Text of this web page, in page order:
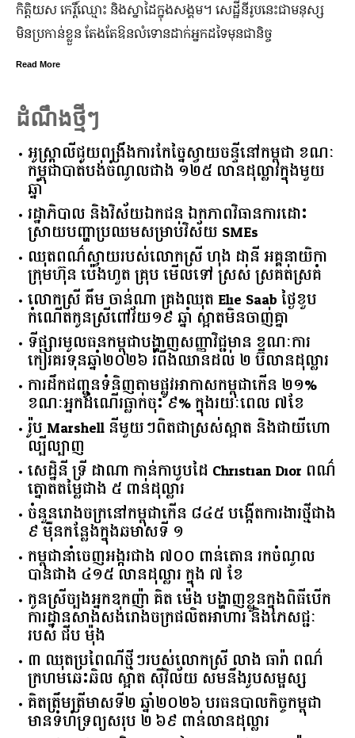
ង​ស្នាដៃ​ក្នុង​សង្គម។ សេដ្ឋី​នី​រូប​នេះ​ជា​មនុស្ស​
ែ​ឱនលំទោន​ដាក់​អ្នក​ដទៃ​មុន​ជានិច្ច
កាន់តែរស់រវើក ស្
ឆ្នាំសកល ២០២៦នា
ដំណឹងថ្មីៗ
អូស្ត្រាលី​ជួយ​ពង្រឹង​ការ​កែច្នៃ​ស្វាយចន្ទី​នៅ​កម្ពុជា​ ​ខណៈ​
កម្ពុជា​បាត់បង់​ចំណូល​ជាង​ ​១២៥​ ​លាន​ដុល្លារ​ក្នុង​មួយ​
ឆ្នាំ​
រដ្ឋាភិបាល​ ​និង​វិស័យ​ឯកជន ​ឯកភាព​វិធានការ​ដោះ
ស្រាយ​បញ្ហា​ប្រឈម​​សម្រាប់​វិស័យ​ ​SMEs​
ឈុតពណ៌ស្វាយរបស់លោកស្រី ហុង ដានី អគ្គ​នាយិកា​
ក្រុមហ៊ុន ប៉េងហួត គ្រុប មើលទៅ ស្រស់ ស្រគត់ស្រគំ
លោកស្រី គឹម ចាន់ណា គ្រងឈុត Elie Saab ថ្ងៃខួប
កំណើតកូនស្រីពៅវ័យ១៩ ឆ្នាំ ស្អាតមិនចាញ់គ្នា
ទីផ្សារ​មូលធន​កម្ពុជា​បង្ហាញ​សញ្ញា​វិជ្ជមាន​ ​ខណៈ​ការ​
កៀរគរ​ទុន​ឆ្នាំ​២០២៦​ ​រំពឹង​ឈានដល់​ ​២​ ​ប៊ីលាន​ដុល្លារ​
ការដឹកជញ្ជូនទំនិញតាមផ្លូវអាកាសកម្ពុជាកើន ២១%
ខណៈអ្នកដំណើរធ្លាក់ចុះ ៩% ក្នុងរយៈពេល ៧ខែ
រ៉ូប Marshell នីមួយៗពិតជាស្រស់ស្អាត និងជាយីហោ
ល្បីល្បាញ
សេដ្ឋិនី ទ្រី ដាណា កាន់កាបូបដៃ Christian Dior ពណ៌
ត្នោតតម្លៃជាង ៥ ពាន់ដុល្លារ
ចំនួន​រោងចក្រ​នៅ​កម្ពុជា​កើន​ ​៨៤៥​ ​បង្កើត​ការងារ​ថ្មី​ជាង​
​៩​ ​ម៉ឺន​កន្លែង​ក្នុង​ឆមាស​ទី ​១​
កម្ពុជានាំចេញអង្ករជាង ៧០០ ពាន់តោន រកចំណូល
បានជាង ៤១៥ លានដុល្លារ ក្នុង ៧ ខែ
កូនស្រីច្បងអ្នកឧកញ៉ា គិត ម៉េង បង្ហាញខ្លួនក្នុងពិធីបើក
ការដ្ឋានសាងសង់រោងចក្រផលិតអាហារ និងភេសជ្ជៈ
របស់ ជីប ម៉ុង
៣ ឈុតប្រពៃណីថ្មីៗរបស់លោកស្រី លាង ធារ៉ា ពណ៌
ក្រហមឆេះឆិល ស្អាត ​ស៊ីវិល័យ សមនឹងរូបសម្ផស្ស
គិត​ត្រឹមត្រីមាស​ទី​២​ ​ឆ្នាំ​២០២៦​ បរធន​បាលកិច្ច​កម្ពុជា​ ​